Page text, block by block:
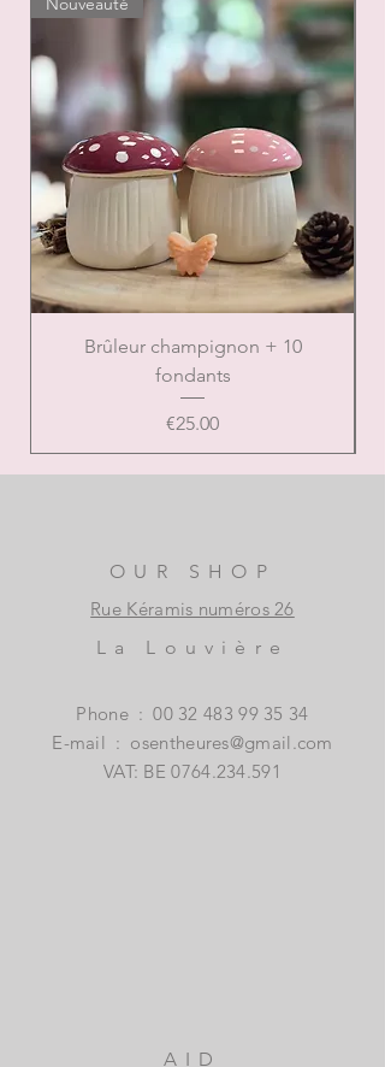
Brûleur champignon + 10
fondants
Price
€25.00
OUR SHOP
Rue Kéramis numéros 26
La Louvière
Phone : 00 32 483 99 35 34
E-mail : osentheures@gmail.com
VAT: BE0764.234.591
AID